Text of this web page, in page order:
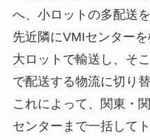
へ、小ロットの多配送
先近隣にVMIセンター
大ロットで輸送し、そ
で配送する物流に切り
これによって、関東・
センターまで一括して